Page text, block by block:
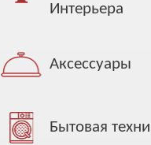
Интерьера
Аксессуары
Бытовая